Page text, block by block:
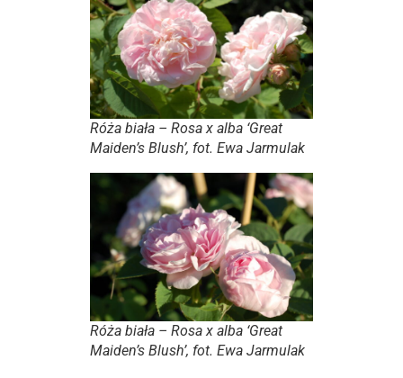
Róża biała – Rosa x alba ‘Great
Maiden’s Blush’, fot. Ewa Jarmulak
Róża biała – Rosa x alba ‘Great
Maiden’s Blush’, fot. Ewa Jarmulak